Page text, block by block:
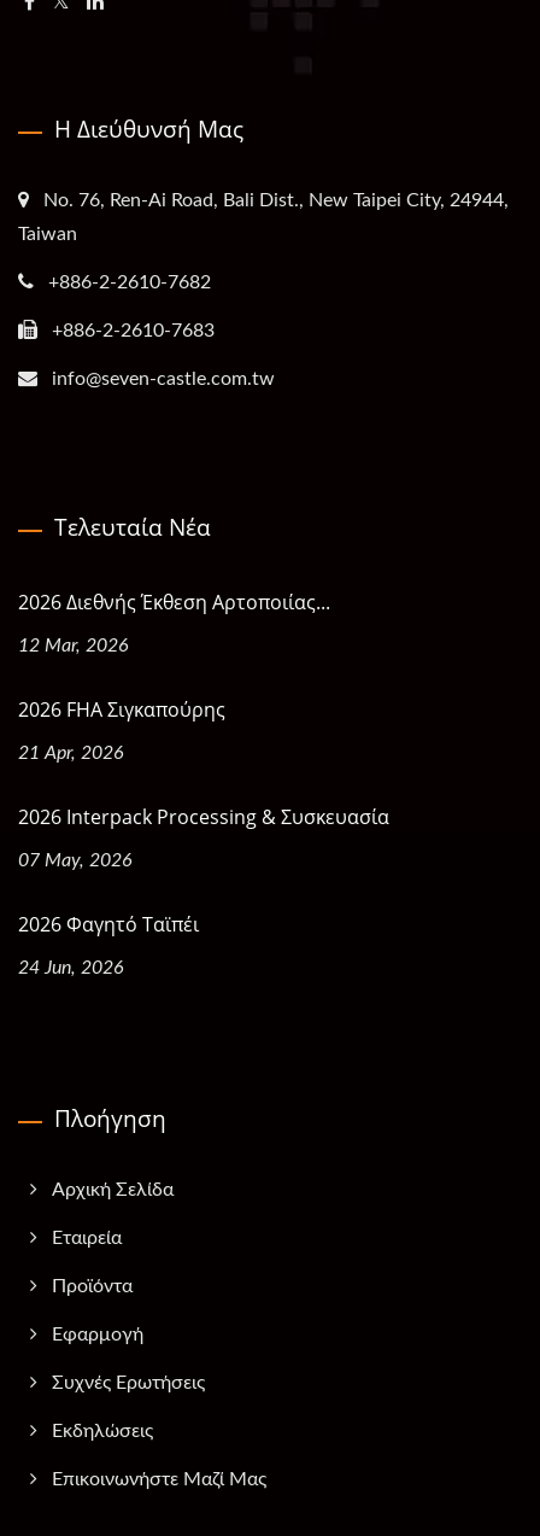
Η Διεύθυνσή Μας
No. 76, Ren-Ai Road, Bali Dist., New Taipei City, 24944,
Taiwan
+886-2-2610-7682
+886-2-2610-7683
info@seven-castle.com.tw
Τελευταία Νέα
2026 Διεθνής Έκθεση Αρτοποιίας...
12 Mar, 2026
2026 FHA Σιγκαπούρης
21 Apr, 2026
2026 Interpack Processing & Συσκευασία
07 May, 2026
2026 Φαγητό Ταϊπέι
24 Jun, 2026
Πλοήγηση
Αρχική Σελίδα
Εταιρεία
Προϊόντα
Εφαρμογή
Συχνές Ερωτήσεις
Εκδηλώσεις
Επικοινωνήστε Μαζί Μας